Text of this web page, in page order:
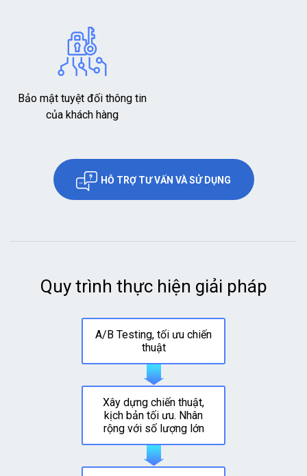
Bảo mật tuyệt đối thông tin
của khách hàng
HỖ TRỢ TƯ VẤN VÀ SỬ DỤNG
Quy trình thực hiện giải pháp
A/B Testing, tối ưu chiến
thuật
Xây dựng chiến thuật,
kịch bản tối ưu. Nhân
rộng với số lượng lớn